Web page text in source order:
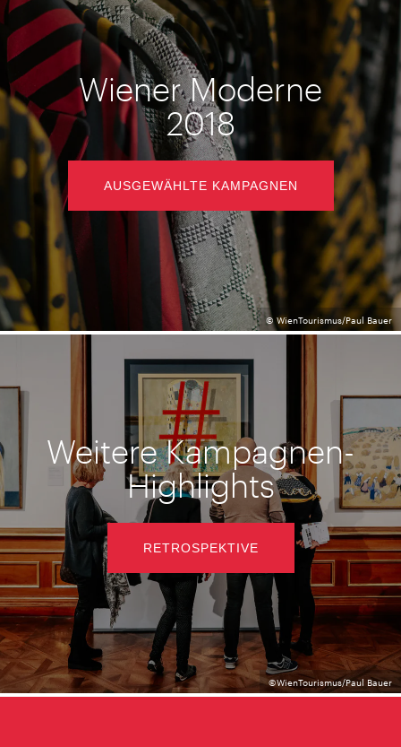
© WienTourismus/Paul Bauer
Wiener Moderne
2018
AUSGEWÄHLTE KAMPAGNEN
©WienTourismus/Paul Bauer
Weitere Kampagnen-
Highlights
RETROSPEKTIVE